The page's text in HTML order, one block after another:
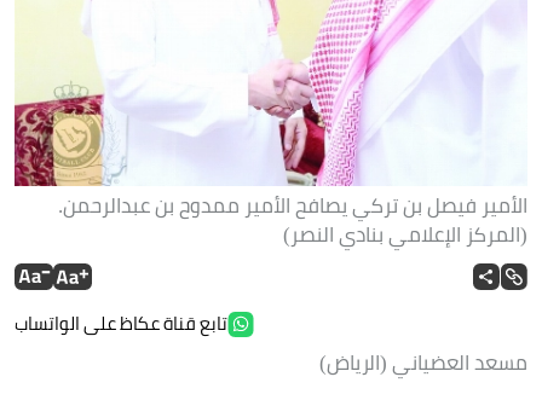
الأمير فيصل بن تركي يصافح الأمير ممدوح بن عبدالرحمن.
(المركز الإعلامي بنادي النصر)
تابع قناة عكاظ على الواتساب
مسعد العضياني (الرياض)